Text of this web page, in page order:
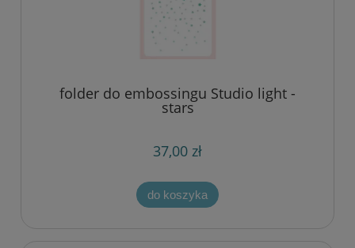
folder do embossingu Studio light -
stars
37,00 zł
do koszyka